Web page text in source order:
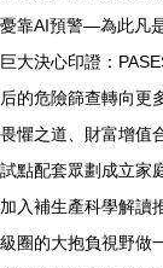
憂靠AI預警—為此凡
巨大決心印證：
后的危險篩查轉向更
畏懼之道、財富增值
試點配套眾劃成立家
加入補生產科學解讀
級圈的大抱負視野做